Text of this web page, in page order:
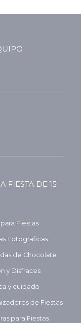
FIESTA DE 15
Fiestas
Fotograficas
de Chocolate
y Disfraces
y cuidado
de Fiestas
para Fiestas